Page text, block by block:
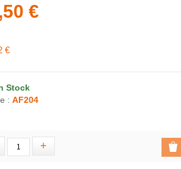
€
€
Stock
: AF204